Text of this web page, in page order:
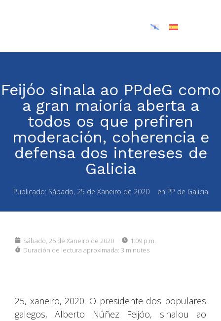
Feijóo sinala ao PPdeG como
a gran maioría aberta a
todos os que prefiren
moderación, coherencia e
defensa dos intereses de
Galicia
Publicado: Sábado, 25 de Xaneiro de 2020 en PP de Galicia
Sábado, 25 de Xaneiro de 2020
1:09 p.m.
Duración de lectura aproximada: 3 minutes
25, xaneiro, 2020. O presidente dos populares
galegos, Alberto Núñez Feijóo, sinalou ao